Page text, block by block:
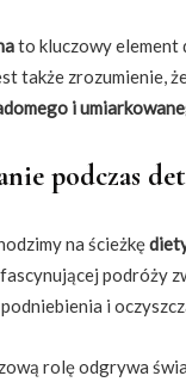
to kluczowy element
także zrozumienie,
i
podczas
na ścieżkę
podróży
i
rolę odgrywa